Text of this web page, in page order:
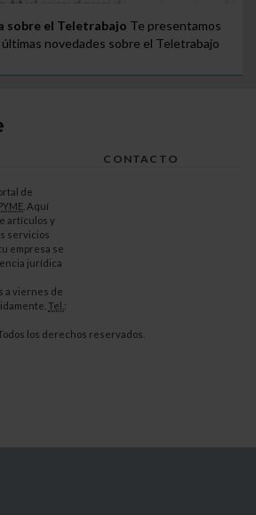
sobre el Teletrabajo Te presentamos
novedades sobre el Teletrabajo
CONTACTO
de
. Aquí
artículos y
servicios
empresa se
jurídica
a viernes de
Tel. :
los derechos reservados.